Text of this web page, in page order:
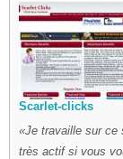
Scarlet-clicks
Je travaille sur ce
très actif si vous